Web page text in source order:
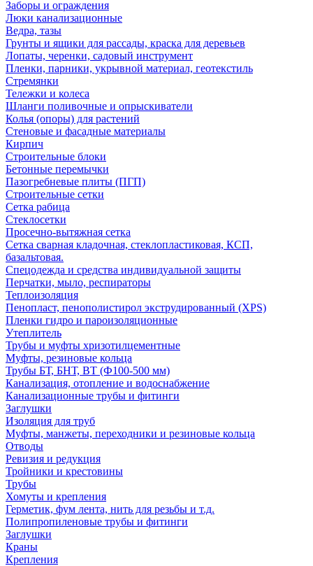
Заборы и ограждения
Люки канализационные
Ведра, тазы
Грунты и ящики для рассады, краска для деревьев
Лопаты, черенки, садовый инструмент
Пленки, парники, укрывной материал, геотекстиль
Стремянки
Тележки и колеса
Шланги поливочные и опрыскиватели
Колья (опоры) для растений
Стеновые и фасадные материалы
Кирпич
Строительные блоки
Бетонные перемычки
Пазогребневые плиты (ПГП)
Строительные сетки
Сетка рабица
Стеклосетки
Просечно-вытяжная сетка
Сетка сварная кладочная, стеклопластиковая, КСП,
базальтовая.
Спецодежда и средства индивидуальной защиты
Перчатки, мыло, респираторы
Теплоизоляция
Пенопласт, пенополистирол экструдированный (XPS)
Пленки гидро и пароизоляционные
Утеплитель
Трубы и муфты хризотилцементные
Муфты, резиновые кольца
Трубы БТ, БНТ, ВТ (Ф100-500 мм)
Канализация, отопление и водоснабжение
Канализационные трубы и фитинги
Заглушки
Изоляция для труб
Муфты, манжеты, переходники и резиновые кольца
Отводы
Ревизия и редукция
Тройники и крестовины
Трубы
Хомуты и крепления
Герметик, фум лента, нить для резьбы и т.д.
Полипропиленовые трубы и фитинги
Заглушки
Краны
Крепления